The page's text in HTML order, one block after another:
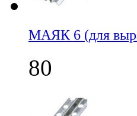
МАЯК 6 (для
80